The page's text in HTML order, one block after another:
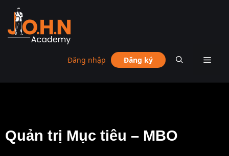
Đăng nhập Đăng ký
Quản trị Mục tiêu – MBO